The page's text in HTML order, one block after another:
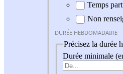
Temps
Non
DURÉE HEBDOMADAIRE
Précisez la durée
Durée minimale